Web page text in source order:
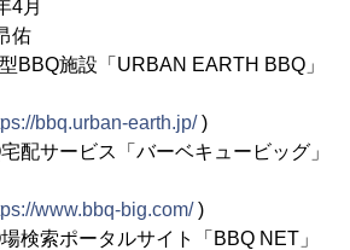
月
佑
BBQ施設「URBAN EARTH BBQ」
bbq.urban-earth.jp/)
ス「バーベキュービッグ」
www.bbq-big.com/)
タルサイト「BBQ NET」